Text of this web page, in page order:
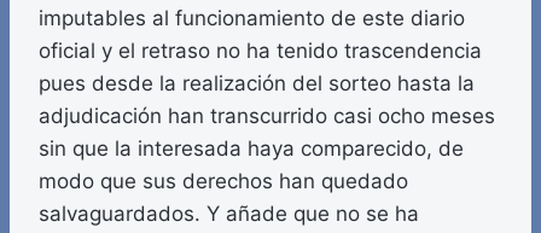
imputables al funcionamiento de este diario
oficial y el retraso no ha tenido trascendencia
pues desde la realización del sorteo hasta la
adjudicación han transcurrido casi ocho meses
sin que la interesada haya comparecido, de
modo que sus derechos han quedado
salvaguardados. Y añade que no se ha